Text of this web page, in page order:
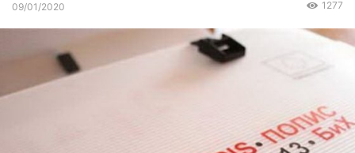
09/01/2020 1277